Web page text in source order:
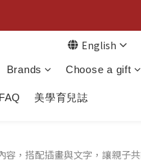
English
Brands Choose a gift
FAQ 美學育兒誌
容，搭配插畫與文字，讓親子